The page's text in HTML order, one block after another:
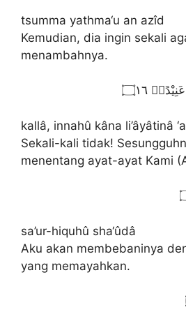
tsumma yathma‘u an azîd
Kemudian, dia ingin sekali
menambahnya.
۝١٦
kallâ, innahû kâna li’âyâtinâ
Sekali-kali tidak!
menentang ayat-ayat Kami
sa’ur-hiquhû sha‘ûdâ
Aku akan membebaninya
yang memayahkan.